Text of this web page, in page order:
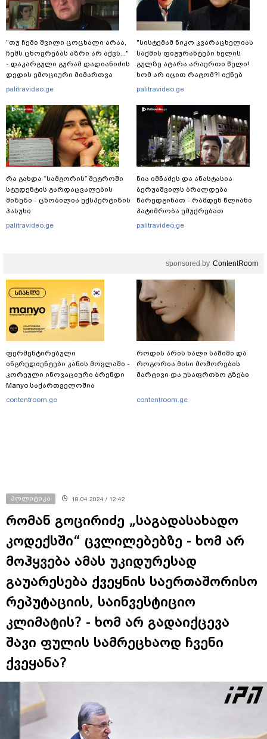
"თუ ჩემი შვილი ცოცხალი არაა,
ჩემს ცხოვრებას აზრი არ აქვს..."
- დაკარგული გურამ დადიანიძის
დედის ემოციური მიმართვა
palitravideo.ge
რა გახდა “სამგორის” მეტროში
სტუდენტის გარდაცვალების
მიზეზი - ცნობილია ექსპერტიზის
პასუხი
palitravideo.ge
"სისტემამ ნიკო კვარაცხელიას
საქმის ფიგურანტები ხელის
გულზე ატარა არაერთი წელი!
ხომ არ იცით რატომ?! იქნებ
იმიტომ რომ თავად
კვარაცხელიას დედა
განცხადებას ავრცელებს
palitravideo.ge
ნია იმნაძეს და ანასტასია
ბერუაშვილს ბრალდება
წარედგინათ - რამდენ წლიანი
პატიმრობა ემუქრებათ
არასრულწლოვნებს?
palitravideo.ge
sponsored by ContentRoom
ფერმენტირებული
ინგრედიენტები კანის მოვლაში -
კორეული ინოვაციური ბრენდი
Manyo საქართველოშია
contentroom.ge
როდის არის ხალი საშიში და
როგორია მისი მოშორების
მარტივი და უსაფრთხო გზები
contentroom.ge
პოლიტიკა 18.04.2024 / 12:42
რომან გოცირიძე „საგადასახადო
კოდექსში“ ცვლილებებზე - ხომ არ
მოჰყვება ამას უკიდურესად
გაუარესება ქვეყნის საერთაშორისო
რეპუტაციის, საინვესტიციო
კლიმატის? - ხომ არ გადაიქცევა
შავი ფულის სამრეცხაოდ ჩვენი
ქვეყანა?